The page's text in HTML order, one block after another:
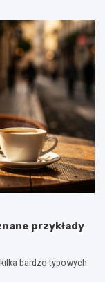
przykłady
bardzo typowych